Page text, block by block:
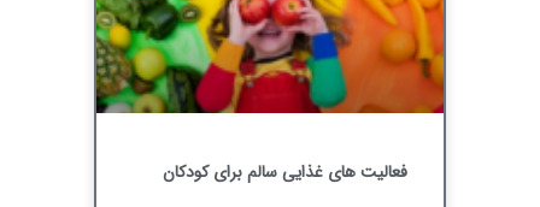
فعالیت های غذایی سالم برای کودکان